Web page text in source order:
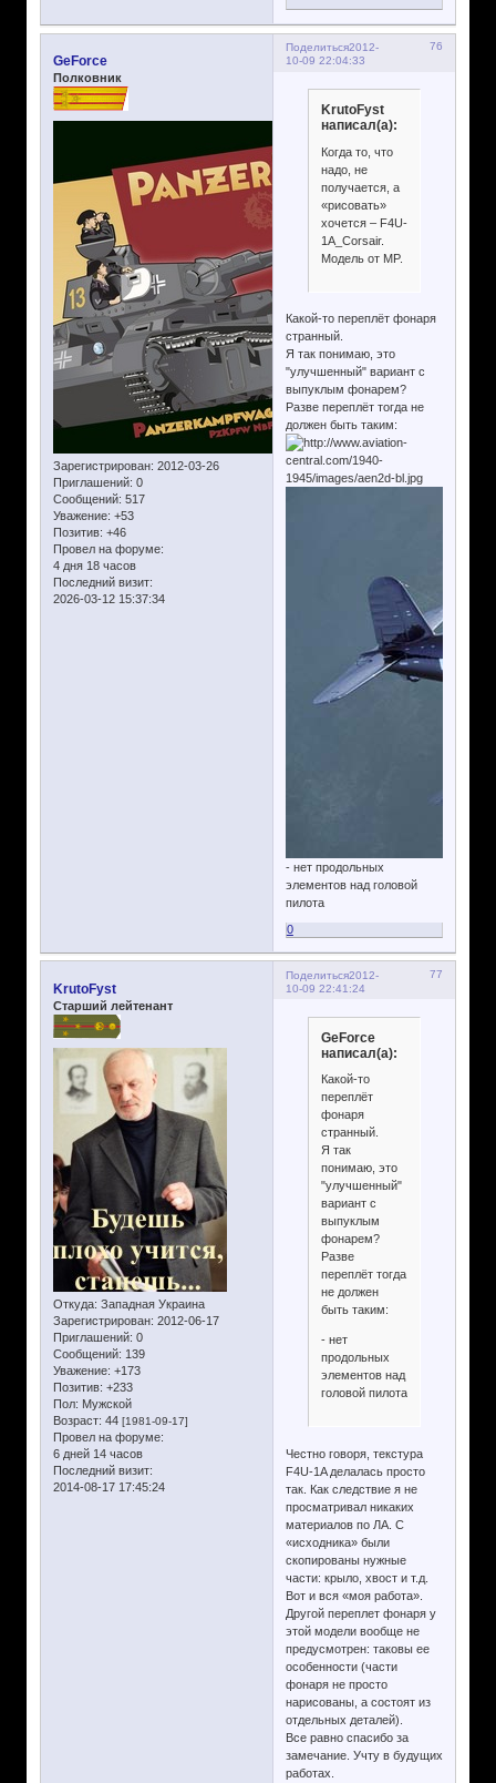
Поделиться 76
2012-
10-09 22:04:33
GeForce
Полковник
Зарегистрирован: 2012-03-26
Приглашений: 0
Сообщений: 517
Уважение: +53
Позитив: +46
Провел на форуме:
4 дня 18 часов
Последний визит:
2026-03-12 15:37:34
KrutoFyst
написал(а):
Когда то, что
надо, не
получается, а
«рисовать»
хочется – F4U-
1A_Corsair.
Модель от MP.
Какой-то переплёт фонаря
странный.
Я так понимаю, это
"улучшенный" вариант с
выпуклым фонарем?
Разве переплёт тогда не
должен быть таким:
- нет продольных
элементов над головой
пилота
0
Поделиться 77
2012-
10-09 22:41:24
KrutoFyst
Старший лейтенант
Откуда: Западная Украина
Зарегистрирован: 2012-06-17
Приглашений: 0
Сообщений: 139
Уважение: +173
Позитив: +233
Пол: Мужской
Возраст: 44 [1981-09-17]
Провел на форуме:
6 дней 14 часов
Последний визит:
2014-08-17 17:45:24
GeForce
написал(а):
Какой-то
переплёт
фонаря
странный.
Я так
понимаю, это
"улучшенный"
вариант с
выпуклым
фонарем?
Разве
переплёт тогда
не должен
быть таким:
- нет
продольных
элементов над
головой пилота
Честно говоря, текстура
F4U-1A делалась просто
так. Как следствие я не
просматривал никаких
материалов по ЛА. С
«исходника» были
скопированы нужные
части: крыло, хвост и т.д.
Вот и вся «моя работа».
Другой переплет фонаря у
этой модели вообще не
предусмотрен: таковы ее
особенности (части
фонаря не просто
нарисованы, а состоят из
отдельных деталей).
Все равно спасибо за
замечание. Учту в будущих
работах.